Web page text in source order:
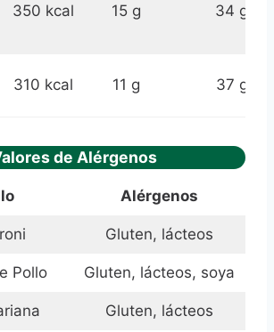
350 kcal 15 g 34 g
310 kcal 11 g 37 g
de Alérgenos
Alérgenos
Gluten, lácteos
Pollo Gluten, lácteos, soya
Gluten, lácteos